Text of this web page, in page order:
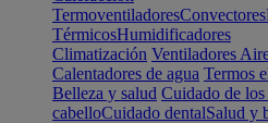
TermoventiladoresConvectores
TérmicosHumidificadores
Climatización Ventiladores
Calentadores de agua Termos
Belleza y salud Cuidado de
cabelloCuidado dentalSalud y